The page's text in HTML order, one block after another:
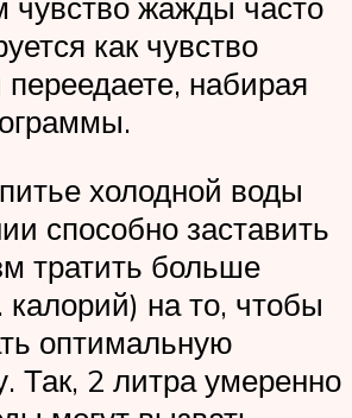
как чувство
набирая
холодной воды
способно заставить
тратить больше
калорий) на то, чтобы
оптимальную
Так, 2 литра умеренно